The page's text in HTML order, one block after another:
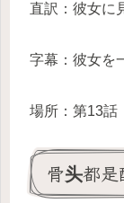
直訳：彼女に
字幕：彼女
場所：第13
骨头都